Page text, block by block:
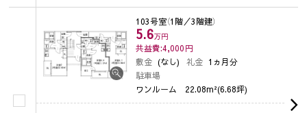
103号室（1階／3階建）
5.6万円
共益費:4,000円
敷金 (なし) 礼金 1ヵ月分
駐車場
ワンルーム 22.08m²(6.68坪)